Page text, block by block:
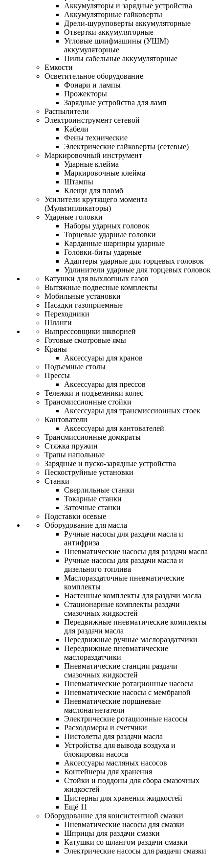
Аккумуляторы и зарядные устройства
Аккумуляторные гайковерты
Дрели-шуруповерты аккумуляторные
Отвертки аккумуляторные
Угловые шлифмашины (УШМ)
аккумуляторные
Пилы сабельные аккумуляторные
Емкости
Осветительное оборудование
Фонари и лампы
Прожекторы
Зарядные устройства для ламп
Распылители
Электроинструмент сетевой
Кабели
Фены технические
Электрические гайковерты (сетевые)
Маркировочный инструмент
Ударные клейма
Маркировочные клейма
Штампы
Клещи для пломб
Усилители крутящего момента
(Мультипликаторы)
Ударные головки
Наборы ударных головок
Торцевые ударные головки
Карданные шарниры ударные
Головки-биты ударные
Адаптеры ударные для торцевых головок
Удлинители ударные для торцевых головок
Катушки для выхлопных газов
Вытяжные подвесные комплекты
Мобильные установки
Насадки газоприемные
Переходники
Шланги
Выпрессовщики шкворней
Готовые смотровые ямы
Краны
Аксессуары для кранов
Подъемные столы
Прессы
Аксессуары для прессов
Тележки и подъемники колес
Трансмиссионные стойки
Аксессуары для трансмиссионных стоек
Кантователи
Аксессуары для кантователей
Трансмиссионные домкраты
Стяжка пружин
Трапы напольные
Зарядные и пуско-зарядные устройства
Пескоструйные установки
Станки
Сверлильные станки
Токарные станки
Заточные станки
Подставки осевые
Оборудование для масла
Ручные насосы для раздачи масла и
антифриза
Пневматические насосы для раздачи масла
Ручные насосы для раздачи масла и
дизельного топлива
Маслораздаточные пневматические
комплекты
Настенные комплекты для раздачи масла
Стационарные комплекты раздачи
смазочных жидкостей
Передвижные пневматические комплекты
для раздачи масла
Передвижные ручные маслораздатчики
Передвижные пневматические
маслораздатчики
Пневматические станции раздачи
смазочных жидкостей
Пневматические ротационные насосы
Пневматические насосы с мембраной
Пневматические поршневые
маслонагнетатели
Электрические ротационные насосы
Расходомеры и счетчики
Пистолеты для раздачи масла
Устройства для вывода воздуха и
блокировки насоса
Аксессуары масляных насосов
Контейнеры для хранения
Стойки и поддоны для сбора смазочных
жидкостей
Цистерны для хранения жидкостей
Ещё 11
Оборудование для консистентной смазки
Пневматические насосы для смазки
Шприцы для раздачи смазки
Катушки со шлангом раздачи смазки
Электрические насосы для раздачи смазки